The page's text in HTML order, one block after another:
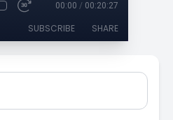
00:00 / 00:20:27
SUBSCRIBE SHARE